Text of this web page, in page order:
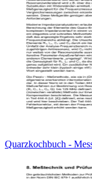
Quarzkochbuch -